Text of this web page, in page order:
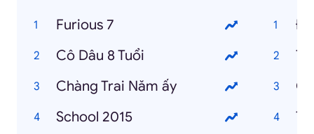
Furious 7
Cô Dâu 8 Tuổi
Chàng Trai Năm ấy
School 2015